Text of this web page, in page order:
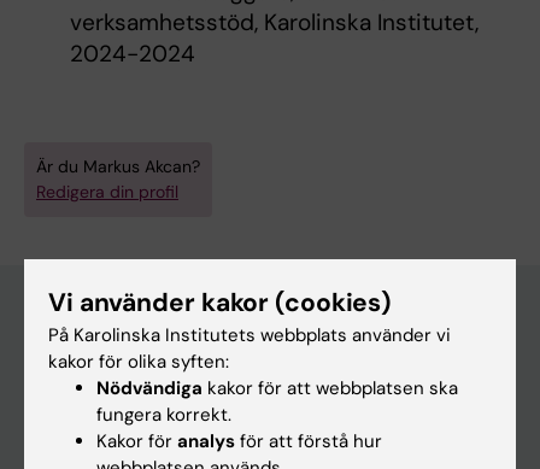
verksamhetsstöd, Karolinska Institutet,
2024-2024
Är du Markus Akcan?
Redigera din profil
Huvudmeny
Utbildning
Forskarutbildning
Vi använder kakor (cookies)
På Karolinska Institutets webbplats använder vi
kakor för olika syften:
Nödvändiga kakor för att webbplatsen ska
fungera korrekt.
Kakor för analys för att förstå hur